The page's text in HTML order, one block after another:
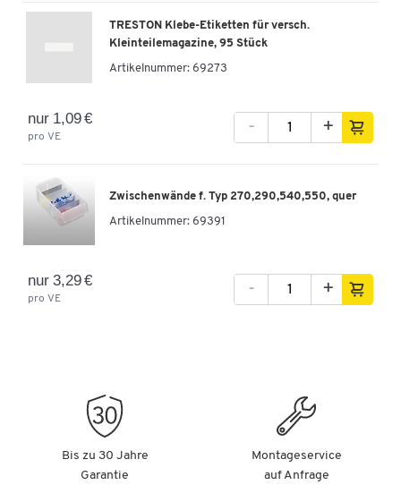
46,19 €
Schubladen
51,69 € +
-
TRESTON Klebe-Etiketten für versch.
Kleinteilemagazine, 95 Stück
Artikelnummer: 69273
nur 1,09 €
pro VE
- +
Zwischenwände f. Typ 270,290,540,550, quer
Artikelnummer: 69391
nur 3,29 €
pro VE
- +
Bis zu 30 Jahre
Garantie
Montageservice
auf Anfrage